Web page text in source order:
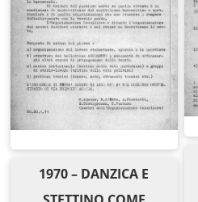
1970 – DANZICA E